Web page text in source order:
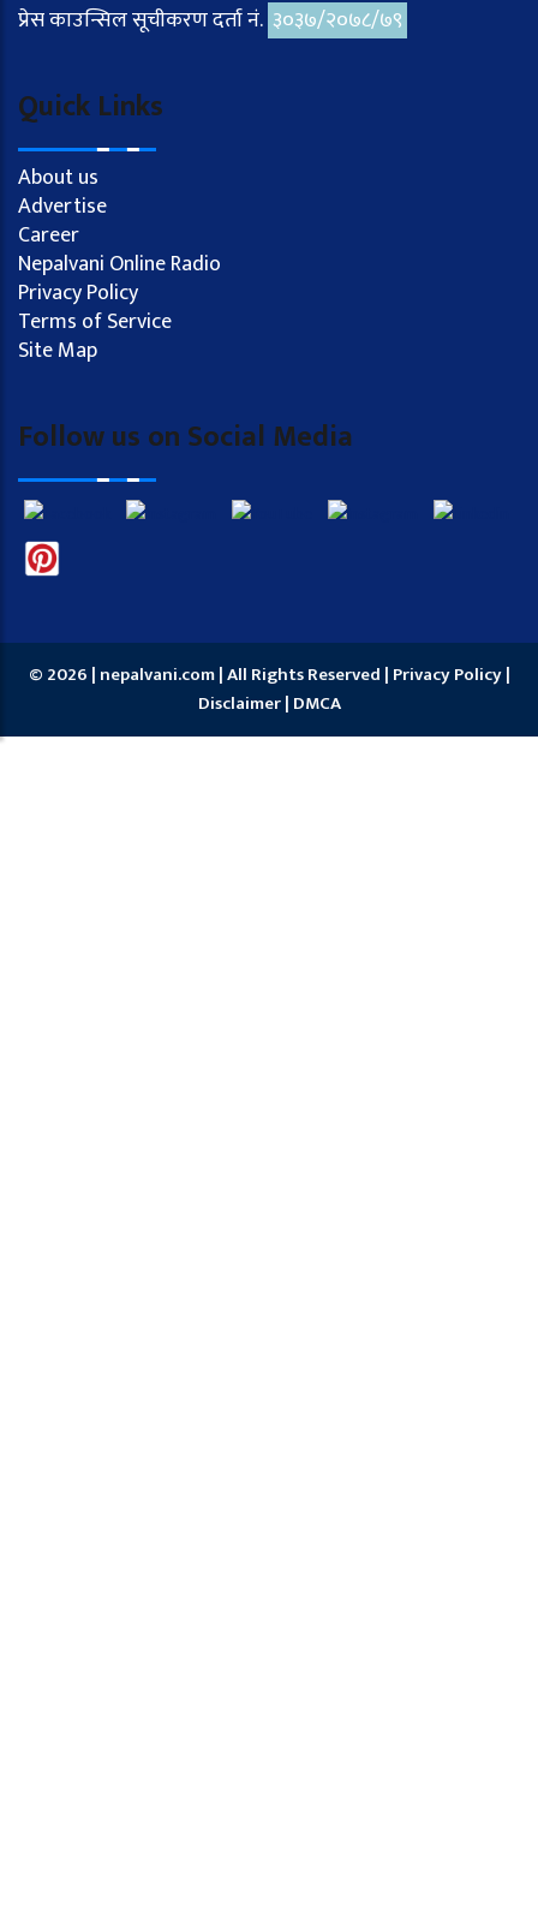
प्रेस काउन्सिल सूचीकरण दर्ता नं. ३०३७/२०७८/७९
Quick Links
About us
Advertise
Career
Nepalvani Online Radio
Privacy Policy
Terms of Service
Site Map
Follow us on Social Media
© 2026 | nepalvani.com | All Rights Reserved | Privacy Policy|
Disclaimer| DMCA